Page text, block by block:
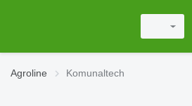
Agroline Komunaltech